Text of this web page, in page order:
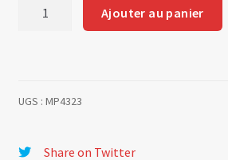
mm
Ajouter au panier
UGS : MP4323
Share on Twitter